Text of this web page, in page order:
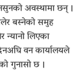
अवस्थामा छन् ।
बस्नेको समुह
लिएका
वन कार्यालयले
गुनासो छ ।